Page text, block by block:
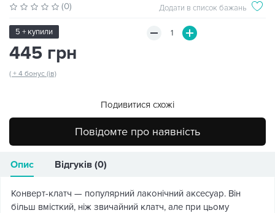
(0) Додати в список бажань
5 + купили
445 грн
( + 4 бонус (ів)
Подивитися схожі
Повідомте про наявність
Опис Відгуків (0)
Конверт-клатч — популярний лаконічний аксесуар. Він
більш вмісткий, ніж звичайний клатч, але при цьому